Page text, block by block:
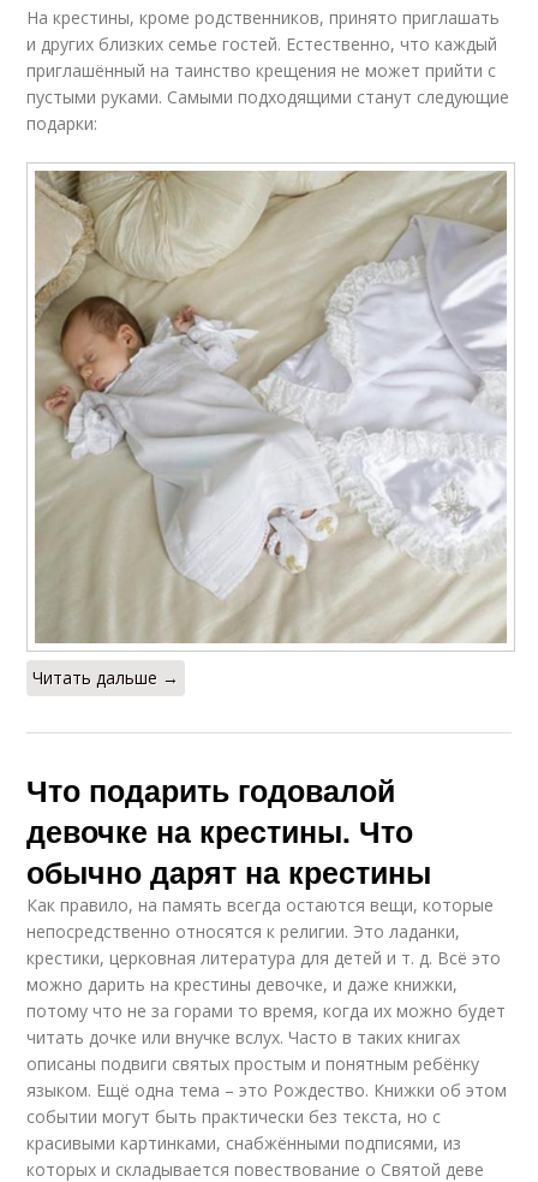
На крестины, кроме родственников, принято приглашать
и других близких семье гостей. Естественно, что каждый
приглашённый на таинство крещения не может прийти с
пустыми руками. Самыми подходящими станут следующие
подарки:
Читать дальше →
Что подарить годовалой
девочке на крестины. Что
обычно дарят на крестины
Как правило, на память всегда остаются вещи, которые
непосредственно относятся к религии. Это ладанки,
крестики, церковная литература для детей и т. д. Всё это
можно дарить на крестины девочке, и даже книжки,
потому что не за горами то время, когда их можно будет
читать дочке или внучке вслух. Часто в таких книгах
описаны подвиги святых простым и понятным ребёнку
языком. Ещё одна тема – это Рождество. Книжки об этом
событии могут быть практически без текста, но с
красивыми картинками, снабжёнными подписями, из
которых и складывается повествование о Святой деве